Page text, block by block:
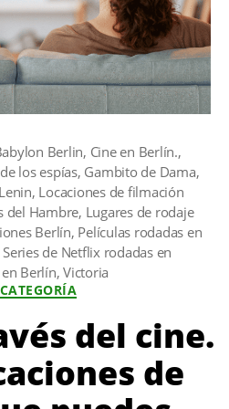
Berlin, Cine en Berlín.,
los espías, Gambito de Dama,
Lenin, Locaciones de filmación
del Hambre, Lugares de rodaje
Berlín, Películas rodadas en
Series de Netflix rodadas en
Berlín,Victoria
del cine.
de